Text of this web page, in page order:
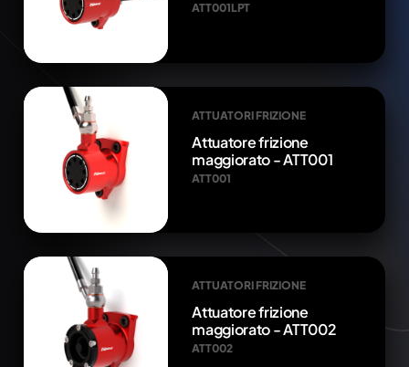
ATT001LPT
ATTUATORI FRIZIONE
Attuatore frizione
maggiorato - ATT001
ATT001
ATTUATORI FRIZIONE
Attuatore frizione
maggiorato - ATT002
ATT002